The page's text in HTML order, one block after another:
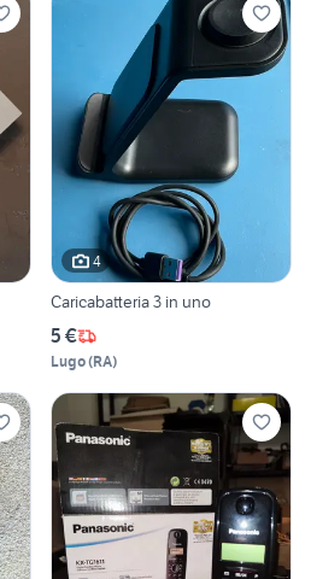
4
Caricabatteria 3 in uno
5 €
Lugo(RA)